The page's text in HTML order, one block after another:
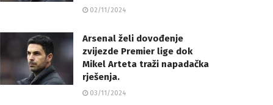
02/11/2024
Arsenal želi dovođenje
zvijezde Premier lige dok
Mikel Arteta traži napadačka
rješenja.
03/11/2024